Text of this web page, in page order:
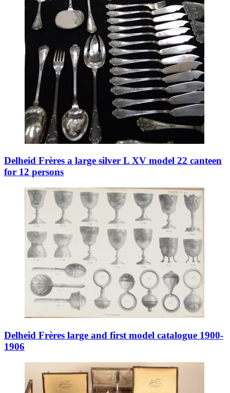
Delheid Frères a large silver L XV model 22 canteen
for 12 persons
Delheid Frères large and first model catalogue 1900-
1906